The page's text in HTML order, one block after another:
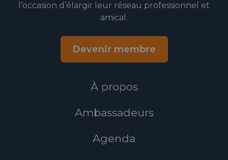
l’occasion d’élargir leur réseau professionnel et
amical.
Devenir membre
À propos
Ambassadeurs
Agenda